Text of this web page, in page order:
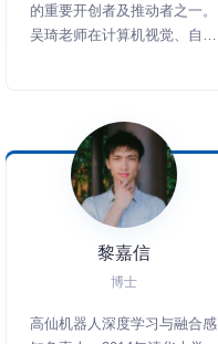
的重要开创者及推动者之一。
吴琦老师在计算机视觉、自然
最大规模的视觉语言研究团
队，研究成果广泛发表于
CVPR、ICCV、ECCV、
NeurIPS等顶级会议。
黎嘉信
博士
高仙机器人深度学习与融合感